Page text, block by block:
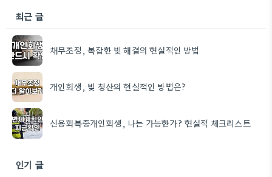
최근 글
채무조정, 복잡한 빚 해결의 현실적인 방법
개인회생, 빚 청산의 현실적인 방법은?
신용회복중개인회생, 나는 가능한가? 현실적 체크리스트
인기 글